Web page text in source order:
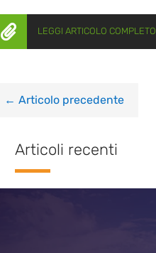
 LEGGI ARTICOLO COMPLETO
← Articolo precedente
Articoli recenti